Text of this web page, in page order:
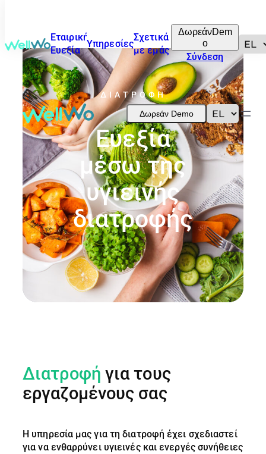
Εταιρική
Ευεξία
Υπηρεσίες
Σχετικά
με εμάς
ΔωρεάνDem
o
Σύνδεση
Δωρεάν Demo
ΔΙΑΤΡΟΦΉ
Ευεξία
μέσω της
υγιεινής
διατροφής
Διατροφή για τους
εργαζομένους σας
Η υπηρεσία μας για τη διατροφή έχει σχεδιαστεί
για να ενθαρρύνει υγιεινές και ενεργές συνήθειες